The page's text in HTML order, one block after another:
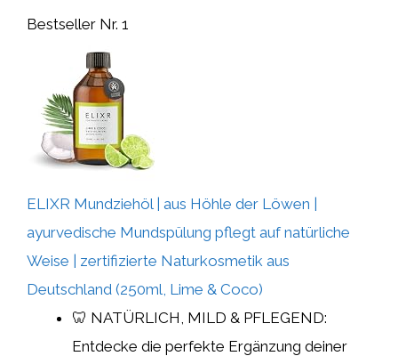
Bestseller Nr. 1
ELIXR Mundziehöl | aus Höhle der Löwen |
ayurvedische Mundspülung pflegt auf natürliche
Weise | zertifizierte Naturkosmetik aus
Deutschland (250ml, Lime & Coco)
🦷 NATÜRLICH, MILD & PFLEGEND:
Entdecke die perfekte Ergänzung deiner